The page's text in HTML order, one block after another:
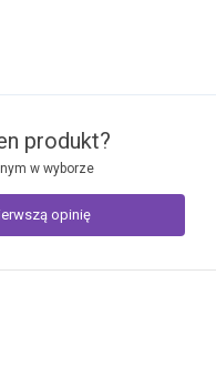
produkt?
w wyborze
opinię